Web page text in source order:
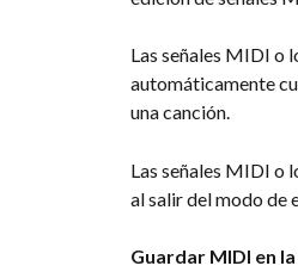
Las señales MIDI o
automáticamente
una canción.
Las señales MIDI o
al salir del modo de
Guardar MIDI en